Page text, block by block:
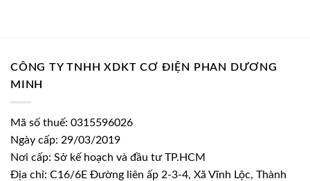
CÔNG TY TNHH XDKT CƠ ĐIỆN PHAN DƯƠNG
MINH
Mã số thuế: 0315596026
Ngày cấp: 29/03/2019
Nơi cấp: Sở kế hoạch và đầu tư TP.HCM
Địa chỉ: C16/6E Đường liên ấp 2-3-4, Xã Vĩnh Lộc, Thành